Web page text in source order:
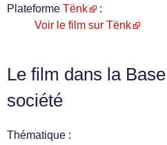
Plateforme Tënk
:
Voir le film sur Tënk
Le film dans la
société
Thématique :